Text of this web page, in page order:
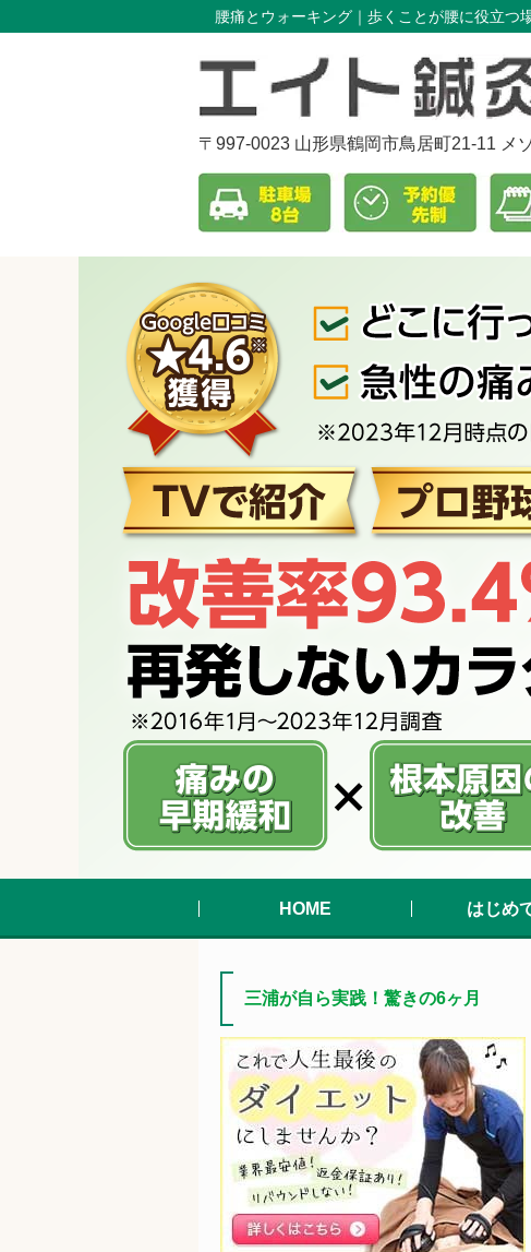
腰痛とウォーキング｜歩くことが腰に役立つ
〒997-0023 山形県鶴岡市鳥居町21-11 メ
HOME はじめ
三浦が自ら実践！驚きの6ヶ月
で-20kg！！